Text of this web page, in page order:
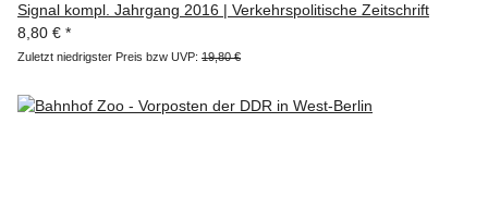
Signal kompl. Jahrgang 2016 | Verkehrspolitische Zeitschrift
8,80 € *
Zuletzt niedrigster Preis bzw UVP: 19,80 €